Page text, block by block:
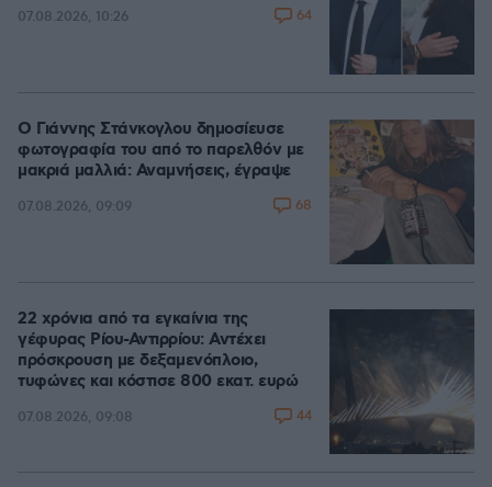
07.08.2026, 10:26 64
Ο Γιάννης Στάνκογλου δημοσίευσε
φωτογραφία του από το παρελθόν με
μακριά μαλλιά: Αναμνήσεις, έγραψε
07.08.2026, 09:09 68
22 χρόνια από τα εγκαίνια της
γέφυρας Ρίου-Αντιρρίου: Αντέχει
πρόσκρουση με δεξαμενόπλοιο,
τυφώνες και κόστισε 800 εκατ. ευρώ
07.08.2026, 09:08 44